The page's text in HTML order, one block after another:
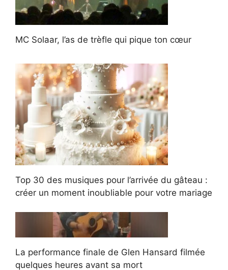
MC Solaar, l’as de trèfle qui pique ton cœur
Top 30 des musiques pour l’arrivée du gâteau :
créer un moment inoubliable pour votre mariage
La performance finale de Glen Hansard filmée
quelques heures avant sa mort